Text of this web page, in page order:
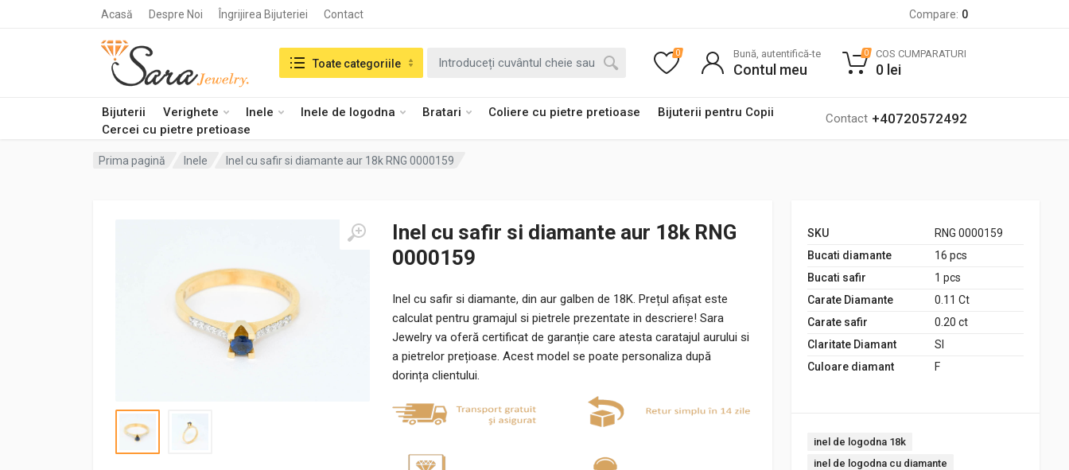
Acasă Despre Noi Îngrijirea Bijuteriei Contact Compare: 0
Bijuterii Verighete Inele Inele de logodna Bratari Coliere cu pietre pretioase
Bijuterii pentru Copii
Cercei cu pietre pretioase
Contact +40720572492
Search in:Toate categoriile
0 Bună, autentifică-te
Contul meu
0 COS CUMPARATURI
0 lei
Prima pagină Inele Inel cu safir si diamante aur 18k RNG 0000159
Inel cu safir si diamante aur 18k RNG
0000159
Inel cu safir si diamante, din aur galben de 18K. Prețul afișat este
calculat pentru gramajul si pietrele prezentate in descriere! Sara
Jewelry va oferă certificat de garanție care atesta caratajul aurului si
a pietrelor prețioase. Acest model se poate personaliza după
dorința clientului.
SKU
RNG 0000159
Bucati diamante
16 pcs
Bucati safir
1 pcs
Carate Diamante
0.11 Ct
Carate safir
0.20 ct
Claritate Diamant
SI
Culoare diamant
F
Tags:
inel de logodna 18k
inel de logodna cu diamante